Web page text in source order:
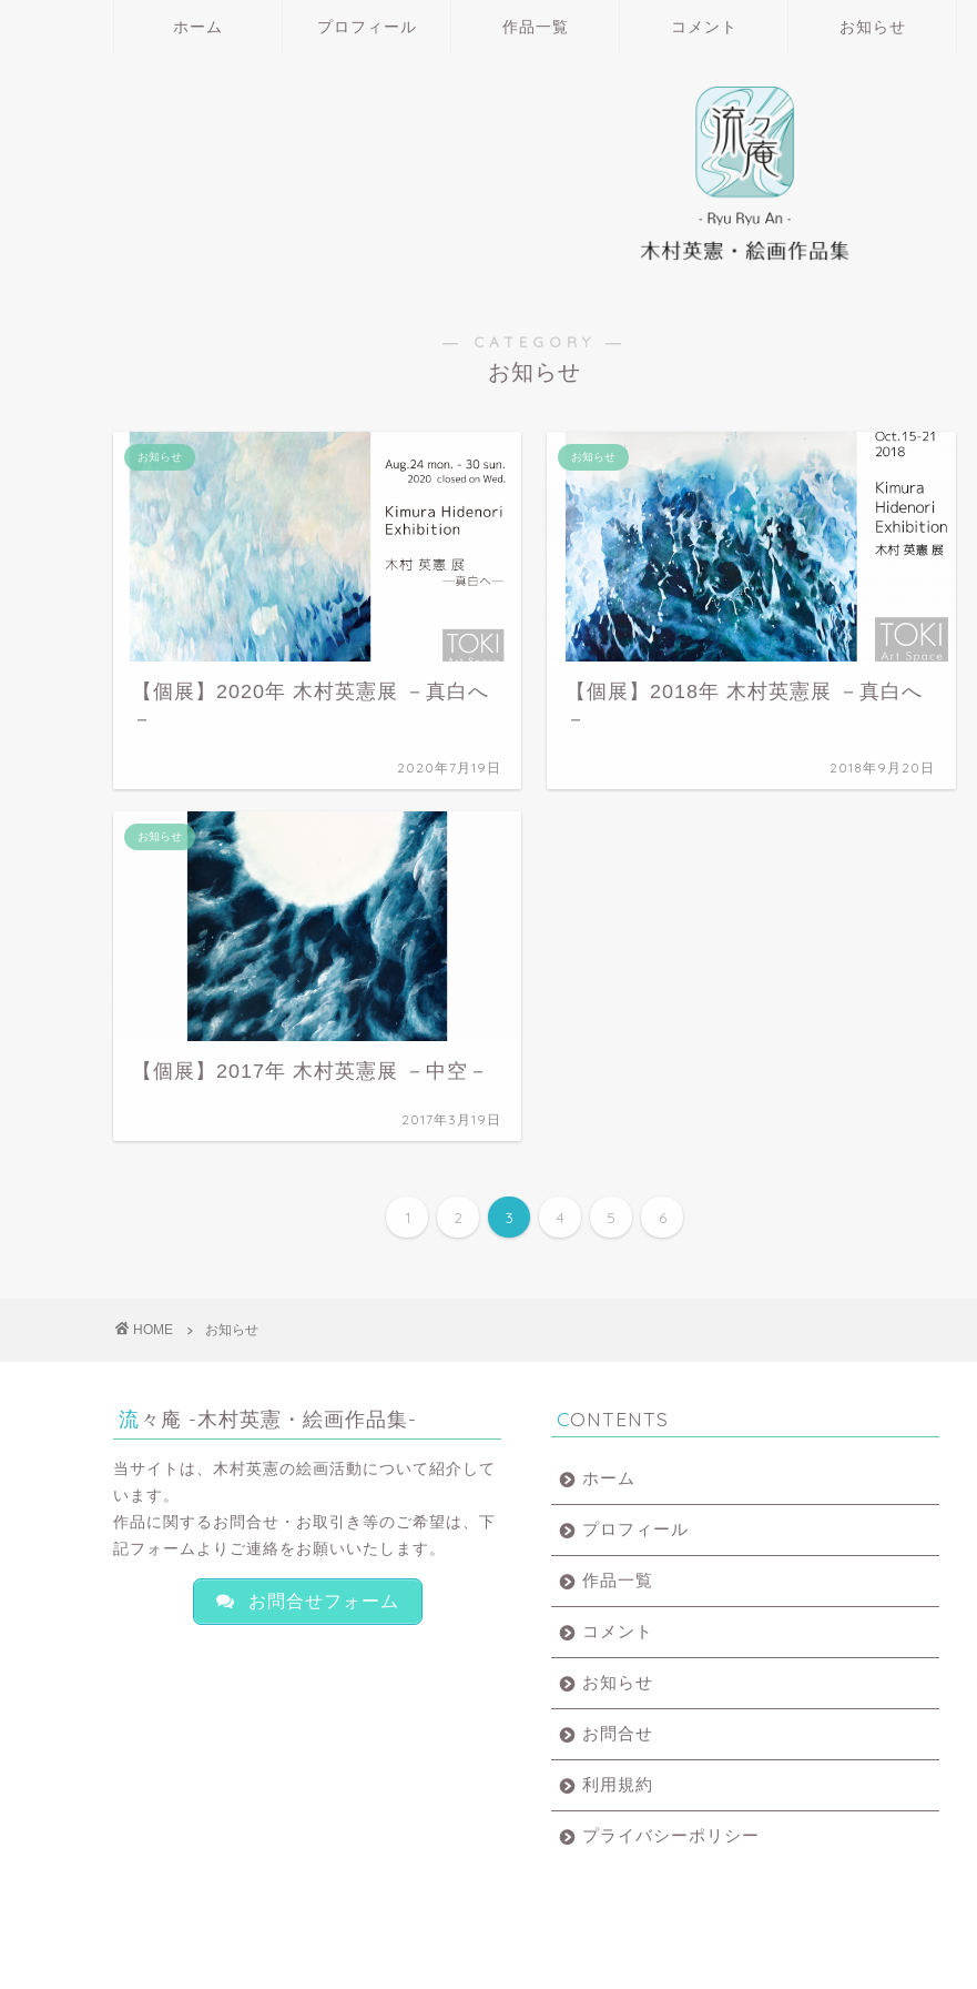
ホーム プロフィール 作品一覧 コメント お知らせ
― CATEGORY ―
お知らせ
お知らせ
【個展】2020年 木村英憲展 －真白へ
－
2020年7月19日
お知らせ
【個展】2018年 木村英憲展 －真白へ
－
2018年9月20日
お知らせ
【個展】2017年 木村英憲展 －中空－
2017年3月19日
1 2 3 4 5 6
HOME お知らせ
流々庵 -木村英憲・絵画作品集-
当サイトは、木村英憲の絵画活動について紹介して
います。
作品に関するお問合せ・お取引き等のご希望は、下
記フォームよりご連絡をお願いいたします。
お問合せフォーム
CONTENTS
ホーム
プロフィール
作品一覧
コメント
お知らせ
お問合せ
利用規約
プライバシーポリシー